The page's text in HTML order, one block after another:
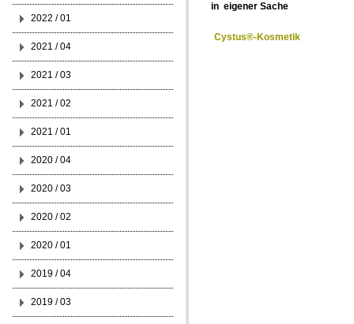
in eigener Sache
Cystus®-Kosmetik
2022 / 01
2021 / 04
2021 / 03
2021 / 02
2021 / 01
2020 / 04
2020 / 03
2020 / 02
2020 / 01
2019 / 04
2019 / 03